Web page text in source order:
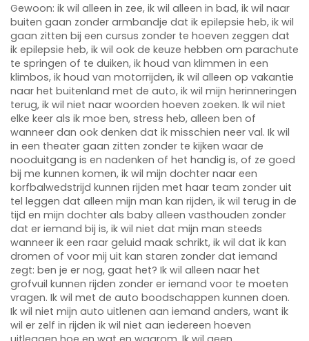
Gewoon: ik wil alleen in zee, ik wil alleen in bad, ik wil naar
buiten gaan zonder armbandje dat ik epilepsie heb, ik wil
gaan zitten bij een cursus zonder te hoeven zeggen dat
ik epilepsie heb, ik wil ook de keuze hebben om parachute
te springen of te duiken, ik houd van klimmen in een
klimbos, ik houd van motorrijden, ik wil alleen op vakantie
naar het buitenland met de auto, ik wil mijn herinneringen
terug, ik wil niet naar woorden hoeven zoeken. Ik wil niet
elke keer als ik moe ben, stress heb, alleen ben of
wanneer dan ook denken dat ik misschien neer val. Ik wil
in een theater gaan zitten zonder te kijken waar de
nooduitgang is en nadenken of het handig is, of ze goed
bij me kunnen komen, ik wil mijn dochter naar een
korfbalwedstrijd kunnen rijden met haar team zonder uit
tel leggen dat alleen mijn man kan rijden, ik wil terug in de
tijd en mijn dochter als baby alleen vasthouden zonder
dat er iemand bij is, ik wil niet dat mijn man steeds
wanneer ik een raar geluid maak schrikt, ik wil dat ik kan
dromen of voor mij uit kan staren zonder dat iemand
zegt: ben je er nog, gaat het? Ik wil alleen naar het
grofvuil kunnen rijden zonder er iemand voor te moeten
vragen. Ik wil met de auto boodschappen kunnen doen.
Ik wil niet mijn auto uitlenen aan iemand anders, want ik
wil er zelf in rijden ik wil niet aan iedereen hoeven